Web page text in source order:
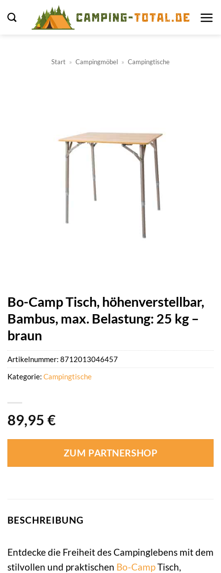
Inhalt
Start » Campingmöbel » Campingtische
Bo-Camp Tisch, höhenverstellbar,
Bambus, max. Belastung: 25 kg –
braun
89,95 €
ZUM PARTNERSHOP
Artikelnummer: 8712013046457
Kategorie: Campingtische
BESCHREIBUNG
Entdecke die Freiheit des Campinglebens mit dem
stilvollen und praktischen Bo-CampTisch,